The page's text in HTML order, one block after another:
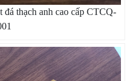
thạch anh cao cấp CTCQ-